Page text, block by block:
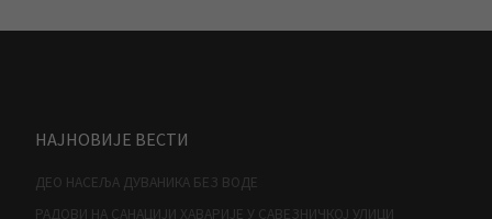
НАЈНОВИЈЕ ВЕСТИ
ДЕО НАСЕЉА ДУВАНИКА БЕЗ ВОДЕ
РАДОВИ НА САНАЦИЈИ ХАВАРИЈЕ У САВЕЗНИЧКОЈ УЛИЦИ